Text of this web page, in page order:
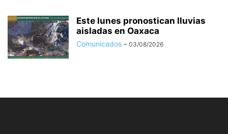
Este lunes pronostican lluvias
aisladas en Oaxaca
Comunicados - 03/08/2026